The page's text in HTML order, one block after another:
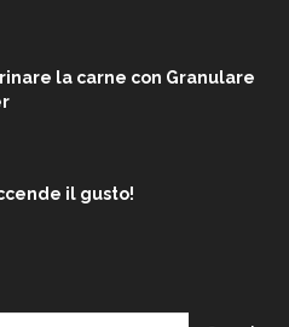
la carne con Granulare
il gusto!